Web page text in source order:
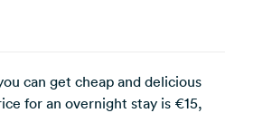
can get cheap and delicious
for an overnight stay is €15,